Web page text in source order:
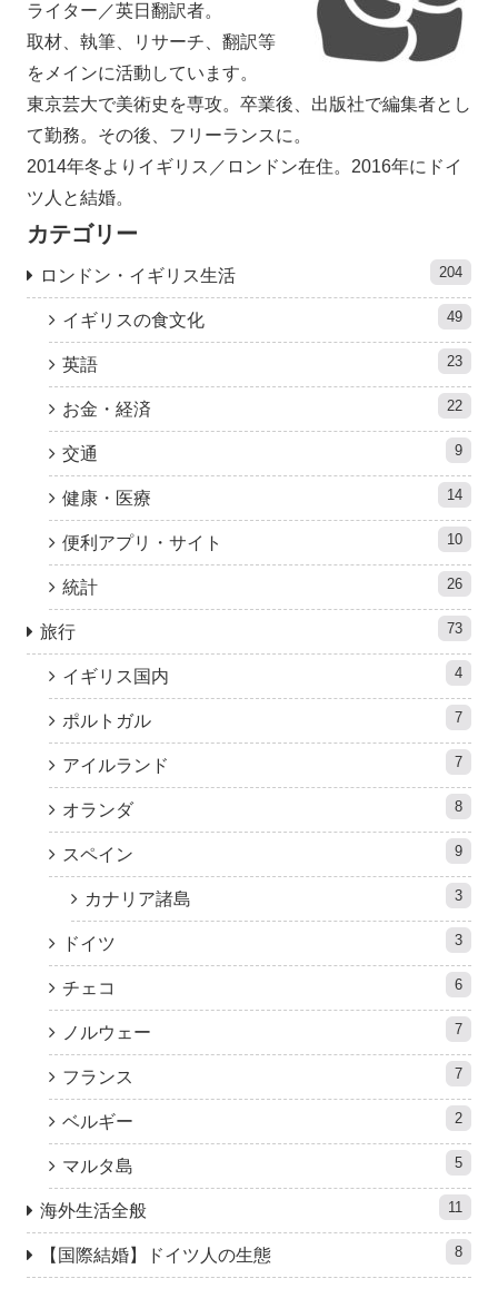
ライター／英日翻訳者。
取材、執筆、リサーチ、翻訳等
をメインに活動しています。
東京芸大で美術史を専攻。卒業後、出版社で編集者とし
て勤務。その後、フリーランスに。
2014年冬よりイギリス／ロンドン在住。2016年にドイ
ツ人と結婚。
カテゴリー
ロンドン・イギリス生活 204
イギリスの食文化 49
英語 23
お金・経済 22
交通 9
健康・医療 14
便利アプリ・サイト 10
統計 26
旅行 73
イギリス国内 4
ポルトガル 7
アイルランド 7
オランダ 8
スペイン 9
カナリア諸島 3
ドイツ 3
チェコ 6
ノルウェー 7
フランス 7
ベルギー 2
マルタ島 5
海外生活全般 11
【国際結婚】ドイツ人の生態 8